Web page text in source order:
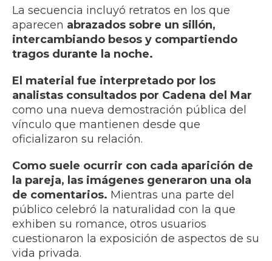
La secuencia incluyó retratos en los que
aparecen abrazados sobre un sillón,
intercambiando besos y compartiendo
tragos durante la noche.
El material fue interpretado por los
analistas consultados por Cadena del Mar
como una nueva demostración pública del
vínculo que mantienen desde que
oficializaron su relación.
Como suele ocurrir con cada aparición de
la pareja, las imágenes generaron una ola
de comentarios. Mientras una parte del
público celebró la naturalidad con la que
exhiben su romance, otros usuarios
cuestionaron la exposición de aspectos de su
vida privada.